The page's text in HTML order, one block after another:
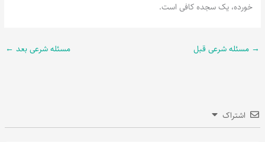
خورده، یک سجده کافی است.
→ مسئله شرعی قبل مسئله شرعی بعد ←
اشتراک